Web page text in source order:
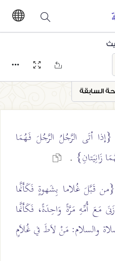
السابقة
{إذا أتَى الرَّجُلُ الرَّجُلَ فَهُمَا
زَانِيَتانِ} .
{من قَبَّلَ غُلاما بِشَهوةٍ فَكَأَنَّما
مَعَ أُمِّهِ مَرَّةً وَاحِدَةً، فَكَأَنَّما
والسلام: مَنْ لاَطَ في غُلاَمٍ